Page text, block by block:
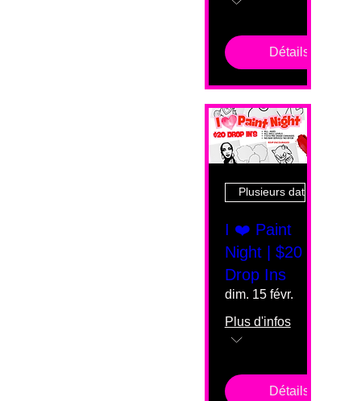
Détails
Plusieurs dates
I ❤️ Paint
Night | $20
Drop Ins
dim. 15 févr.
Plus d'infos
Détails